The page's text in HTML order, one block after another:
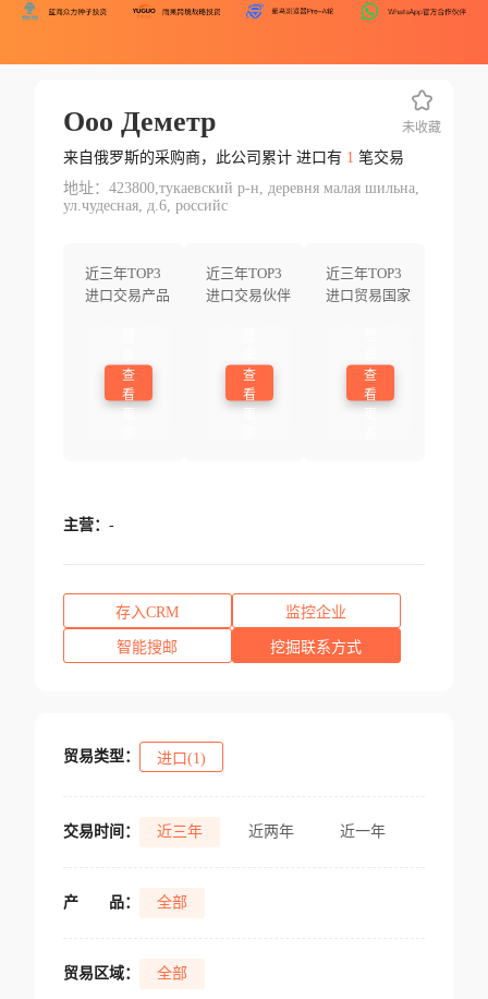
Ооо Деметр
来自俄罗斯的采购商，此公司累计 进口有 1 笔交易
地址：423800,тукаевский р-н, деревня малая шильна,
ул.чудесная, д.6, российс
近三年TOP3
进口交易产品
查
看
近三年TOP3
进口交易伙伴
查
看
近三年TOP3
进口贸易国家
查
看
未收藏
主营： -
存入CRM 监控企业
智能搜邮 挖掘联系方式
贸易类型： 进口(1)
交易时间： 近三年 近两年 近一年
产 品： 全部
贸易区域： 全部